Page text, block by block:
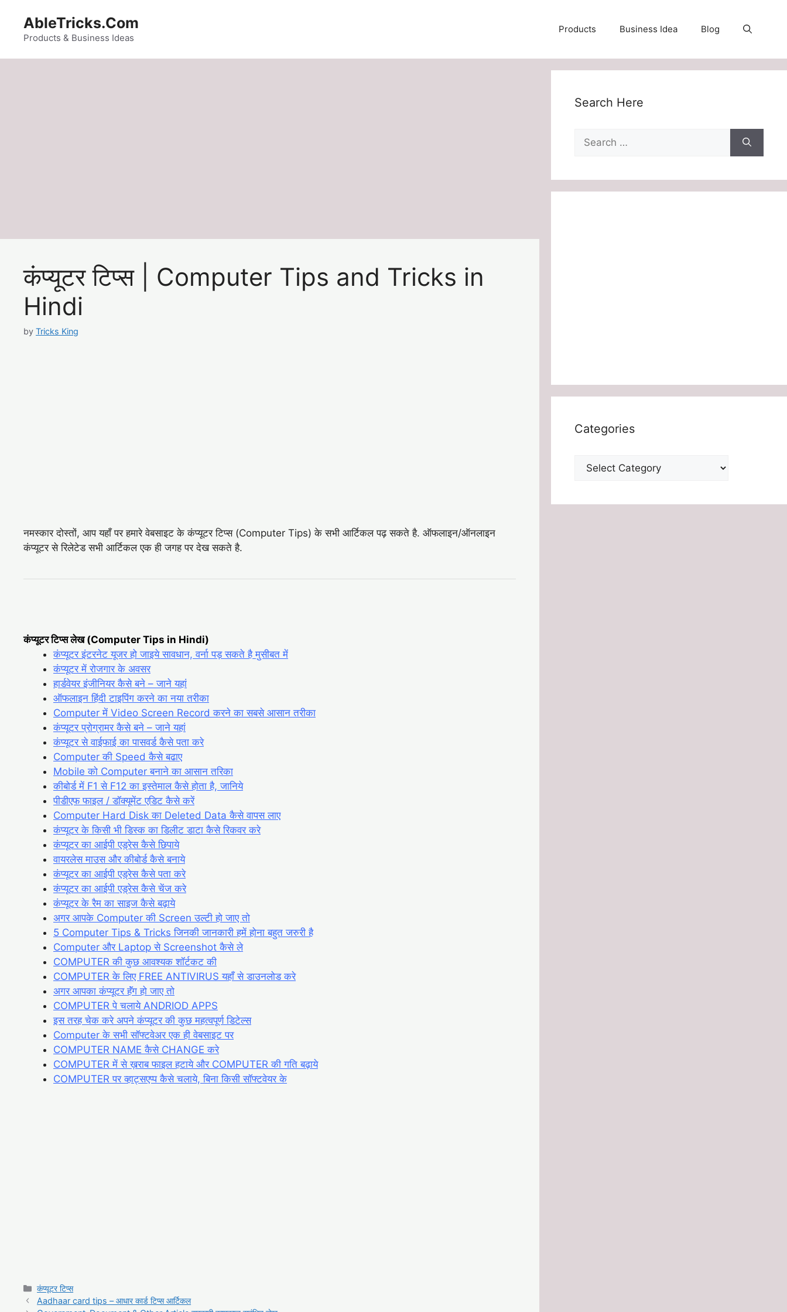
content
AbleTricks.Com
Products & Business Ideas
Products Business Idea Blog
कंप्यूटर टिप्स | Computer Tips and Tricks in
Hindi
by Tricks King
नमस्कार दोस्तों, आप यहाँ पर हमारे वेबसाइट के कंप्यूटर टिप्स (Computer Tips) के सभी आर्टिकल पढ़ सकते है. ऑफलाइन/ऑनलाइन
कंप्यूटर से रिलेटेड सभी आर्टिकल एक ही जगह पर देख सकते है.
कंप्यूटर टिप्स लेख (Computer Tips in Hindi)
कंप्यूटर इंटरनेट यूजर हो जाइये सावधान, वर्ना पड़ सकते है मुसीबत में
कंप्यूटर में रोजगार के अवसर
हार्डवेयर इंजीनियर कैसे बने – जाने यहां
ऑफलाइन हिंदी टाइपिंग करने का नया तरीका
Computer में Video Screen Record करने का सबसे आसान तरीका
कंप्यूटर प्रोग्रामर कैसे बने – जाने यहां
कंप्यूटर से वाईफाई का पासवर्ड कैसे पता करे
Computer की Speed कैसे बढाए
Mobile को Computer बनाने का आसान तरिका
कीबोर्ड में F1 से F12 का इस्तेमाल कैसे होता है, जानिये
पीडीएफ फाइल / डॉक्यूमेंट एडिट कैसे करें
Computer Hard Disk का Deleted Data कैसे वापस लाए
कंप्यूटर के किसी भी डिस्क का डिलीट डाटा कैसे रिकवर करे
कंप्यूटर का आईपी एड्रेस कैसे छिपाये
वायरलेस माउस और कीबोर्ड कैसे बनाये
कंप्यूटर का आईपी एड्रेस कैसे पता करे
कंप्यूटर का आईपी एड्रेस कैसे चेंज करे
कंप्यूटर के रैम का साइज कैसे बढ़ाये
अगर आपके Computer की Screen उल्टी हो जाए तो
5 Computer Tips & Tricks जिनकी जानकारी हमें होना बहुत जरुरी है
Computer और Laptop से Screenshot कैसे ले
COMPUTER की कुछ आवश्यक शॉर्टकट की
COMPUTER के लिए FREE ANTIVIRUS यहाँ से डाउनलोड करे
अगर आपका कंप्यूटर हॅंग हो जाए तो
COMPUTER पे चलाये ANDRIOD APPS
इस तरह चेक करे अपने कंप्यूटर की कुछ महत्वपूर्ण डिटेल्स
Computer के सभी सॉफ्टवेअर एक ही वेबसाइट पर
COMPUTER NAME कैसे CHANGE करे
COMPUTER में से ख़राब फाइल हटाये और COMPUTER की गति बढ़ाये
COMPUTER पर व्हाट्सएप्प कैसे चलाये, बिना किसी सॉफ्टवेयर के
Categories
कंप्यूटर टिप्स
Aadhaar card tips – आधार कार्ड टिप्स आर्टिकल
Search Here
Search
for:
Categories
Categories